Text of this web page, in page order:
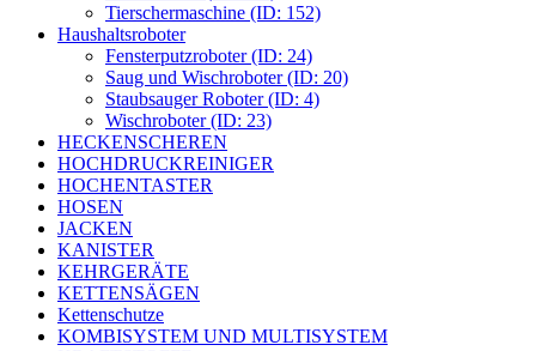
Tierschermaschine (ID: 152)
Haushaltsroboter
Fensterputzroboter (ID: 24)
Saug und Wischroboter (ID: 20)
Staubsauger Roboter (ID: 4)
Wischroboter (ID: 23)
HECKENSCHEREN
HOCHDRUCKREINIGER
HOCHENTASTER
HOSEN
JACKEN
KANISTER
KEHRGERÄTE
KETTENSÄGEN
Kettenschutze
KOMBISYSTEM UND MULTISYSTEM